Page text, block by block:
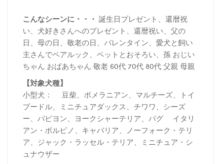
こんなシーンに・・・ 誕生日プレゼント、還暦祝
い、犬好きさんへのプレゼント、還暦祝い、父の
日、母の日、敬老の日、バレンタイン、愛犬と飼い
主さんでペアルック、ペットとおそろい、孫 おじい
ちゃん おばあちゃん 敬老 60代 70代 80代 父親 母親
【対象犬種】
小型犬： 豆柴、ポメラニアン、マルチーズ、トイ
プードル、ミニチュアダックス、チワワ、シーズ
ー、パピヨン、ヨークシャーテリア、パグ イタリ
アン・ボルピノ、キャバリア、ノーフォーク・テリ
ア、ジャック・ラッセル・テリア、ミニチュア・シ
ュナウザー